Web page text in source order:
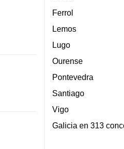
Ferrol
Lemos
Lugo
Ourense
Pontevedra
Santiago
Vigo
Galicia en 313